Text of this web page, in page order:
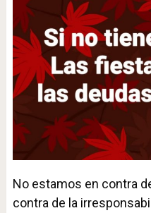
No estamos en contra
contra de la